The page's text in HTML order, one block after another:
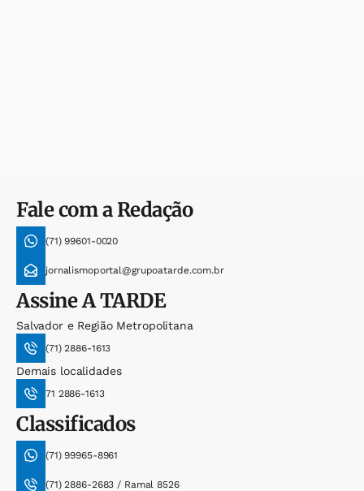
Fale com a Redação
(71) 99601-0020
jornalismoportal@grupoatarde.com.br
AssineA TARDE
Salvador e Região Metropolitana
(71) 2886-1613
Demais localidades
71 2886-1613
Classificados
(71) 99965-8961
(71) 2886-2683 / Ramal 8526